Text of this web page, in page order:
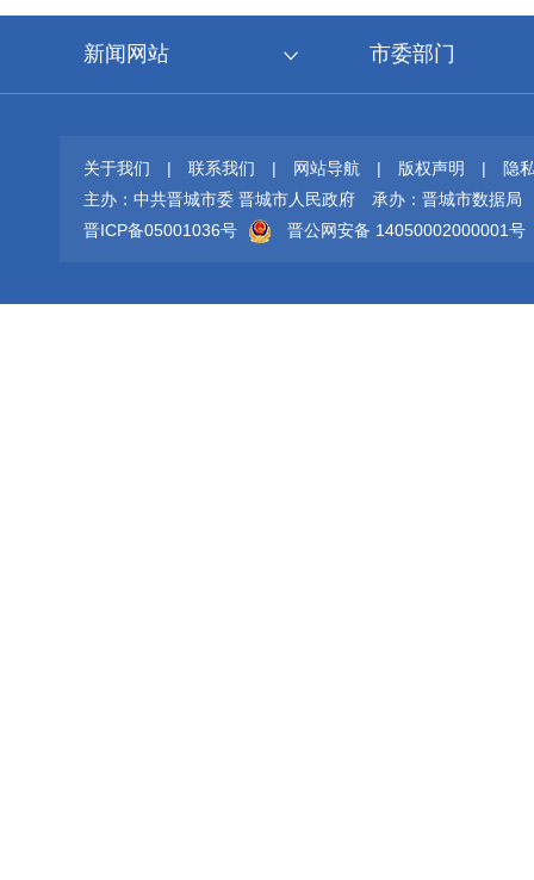
新闻网站 市委部门
关于我们 | 联系我们 | 网站导航 | 版权声明 |
隐
主办：中共晋城市委 晋城市人民政府
承办：晋城市数据局
晋ICP备05001036号
晋公网安备 14050002000001号